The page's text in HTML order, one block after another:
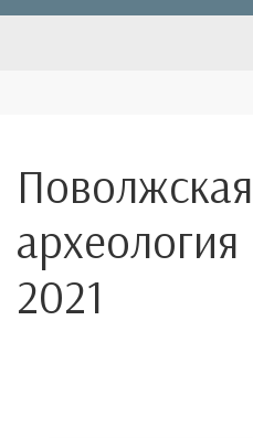
Поволжская
2021